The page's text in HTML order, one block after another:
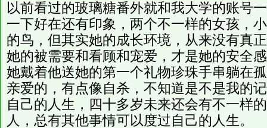
以前看过的玻璃糖番外就和我大学的账号
一下好在还有印象，两个不一样的女孩，
的鸟，但其实她的成长环境，从来没有真
她的被需要和看顾和宠爱，才是她的安全
她戴着他送她的第一个礼物珍珠手串躺在
亲爱的，有点像自杀，不知道是不是我的
自己的人生，四十多岁未来还会有不一样
人，总有其他事情可以度过自己的人生。